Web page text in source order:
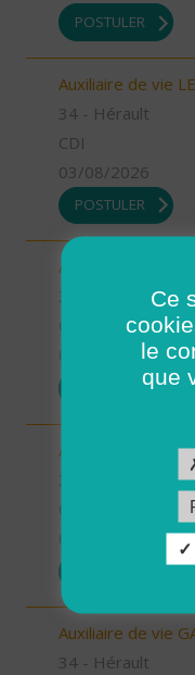
POSTULER
Auxiliaire de vie
34 - Hérault
CDI
03/08/2026
POSTULER
Aide à domicile LE
03/08/2026
POSTULER
Aide à domicile
Auxiliaire de vie
34 - Hérault
Ce
le
que